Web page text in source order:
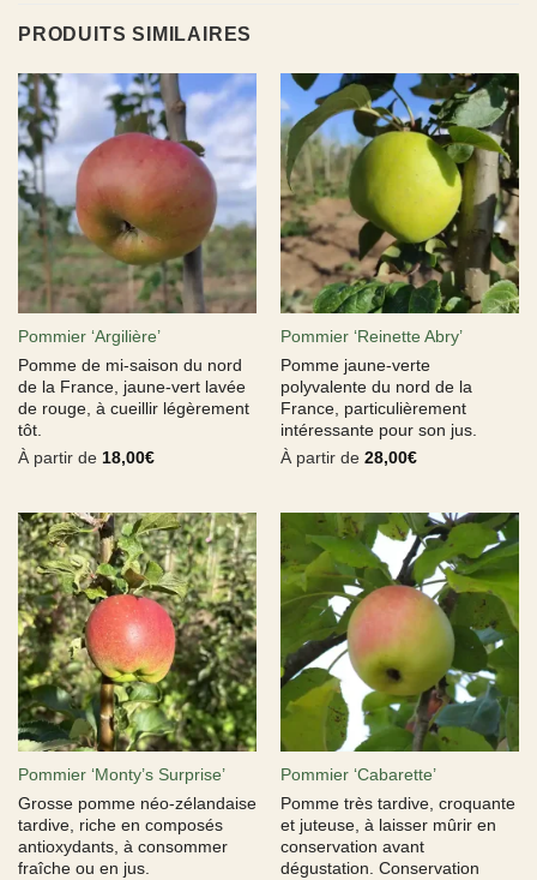
PRODUITS SIMILAIRES
Pommier ‘Argilière’
Pomme de mi-saison du nord
de la France, jaune-vert lavée
de rouge, à cueillir légèrement
tôt.
À partir de 18,00€
Pommier ‘Reinette Abry’
Pomme jaune-verte
polyvalente du nord de la
France, particulièrement
intéressante pour son jus.
À partir de 28,00€
Pommier ‘Monty’s Surprise’
Grosse pomme néo-zélandaise
tardive, riche en composés
antioxydants, à consommer
fraîche ou en jus.
Pommier ‘Cabarette’
Pomme très tardive, croquante
et juteuse, à laisser mûrir en
conservation avant
dégustation. Conservation